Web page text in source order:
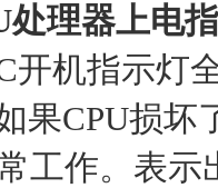
处理器上电
机指示灯
果CPU损
工作。表